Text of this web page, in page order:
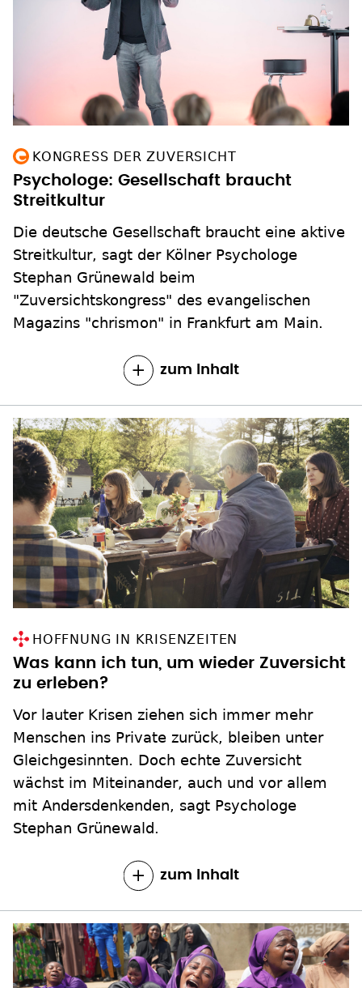
KONGRESS DER ZUVERSICHT
Psychologe: Gesellschaft braucht
Streitkultur
Die deutsche Gesellschaft braucht eine aktive
Streitkultur, sagt der Kölner Psychologe
Stephan Grünewald beim
"Zuversichtskongress" des evangelischen
Magazins "chrismon" in Frankfurt am Main.
zum Inhalt
HOFFNUNG IN KRISENZEITEN
Was kann ich tun, um wieder Zuversicht
zu erleben?
Vor lauter Krisen ziehen sich immer mehr
Menschen ins Private zurück, bleiben unter
Gleichgesinnten. Doch echte Zuversicht
wächst im Miteinander, auch und vor allem
mit Andersdenkenden, sagt Psychologe
Stephan Grünewald.
zum Inhalt